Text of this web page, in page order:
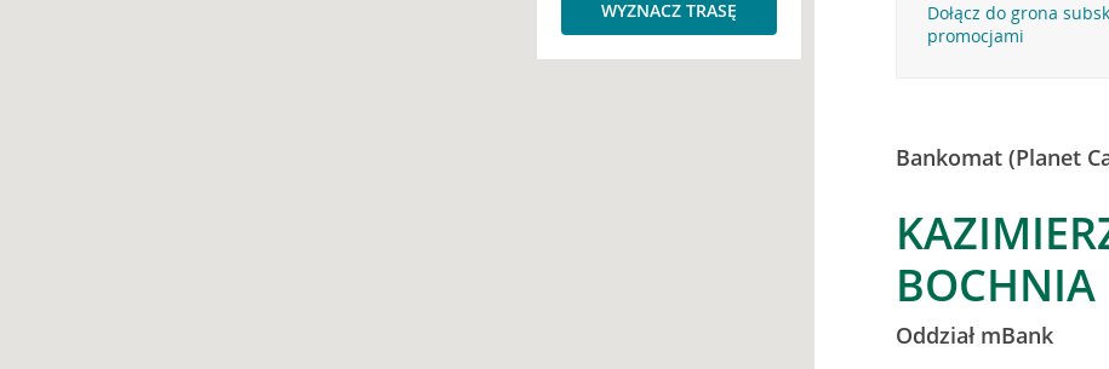
Dołącz do grona
promocjami
Bankomat (Planet
BOCHNIA
Oddział mBank
WYZNACZ TRASĘ